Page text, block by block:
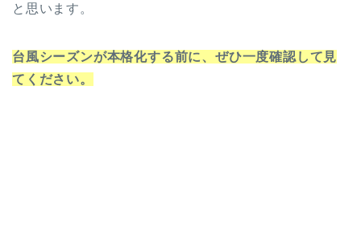
と思います。
台風シーズンが本格化する前に、ぜひ一度確認して見
てください。